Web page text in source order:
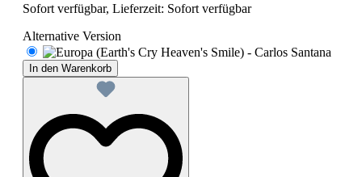
Sofort verfügbar, Lieferzeit: Sofort verfügbar
Alternative Version
In den Warenkorb